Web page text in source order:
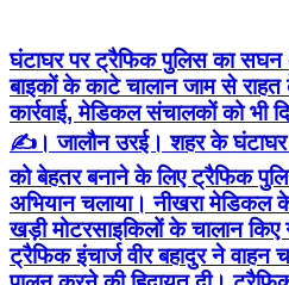
घंटाघर पर ट्रैफिक पुलिस का सघन
बाइकों के काटे चालान जाम से
कार्रवाई, मेडिकल संचालकों को भी
✍️। जालौन उरई। शहर के घंटाघर
को बेहतर बनाने के लिए ट्रैफिक
अभियान चलाया। नीखरा मेडिकल के
खड़ी मोटरसाइकिलों के चालान किए
ट्रैफिक इंचार्ज वीर बहादुर ने वाहन